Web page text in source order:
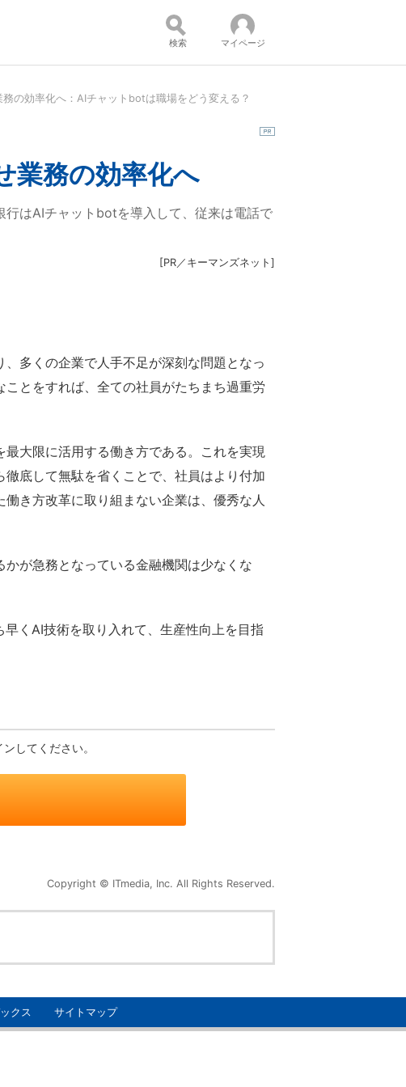
検索 マイページ
の効率化へ：AIチャットbotは職場をどう変える？
務の効率化へ
はAIチャットbotを導入して、従来は電話で
[PR／キーマンズネット ]
多くの企業で人手不足が深刻な問題となっ
とをすれば、全ての社員がたちまち過重労
大限に活用する働き方である。これを実現
底して無駄を省くことで、社員はより付加
き方改革に取り組まない企業は、優秀な人
が急務となっている金融機関は少なくな
くAI技術を取り入れて、生産性向上を目指
してください。
Copyright © ITmedia, Inc. All Rights Reserved.
クス サイトマップ